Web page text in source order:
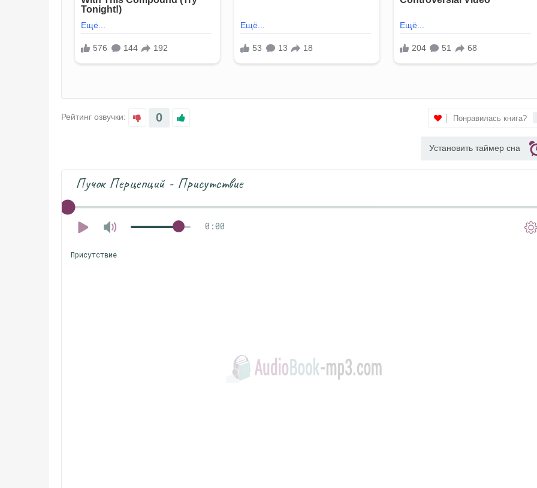
Рейтинг озвучки: 0 Понравилась книга?
Установить таймер сна
Пучок Перцепций - Присутствие
0:00
Присутствие